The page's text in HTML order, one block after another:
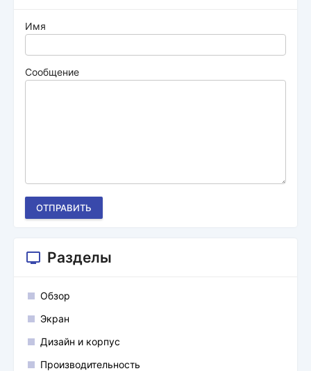
Имя
Сообщение
ОТПРАВИТЬ
Разделы
Обзор
Экран
Дизайн и корпус
Производительность